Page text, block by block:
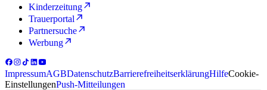
Kinderzeitung
Trauerportal
Partnersuche
Werbung
ImpressumAGBDatenschutzBarrierefreiheitserklärungHilfeCookie-
EinstellungenPush-Mitteilungen